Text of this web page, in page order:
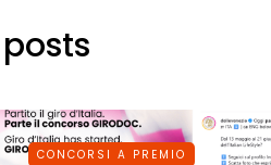
CONCORSI A PREMIO